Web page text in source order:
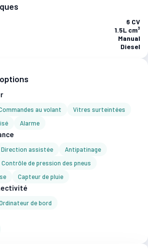
6 CV
1.5L cm³
Manual
Diesel
au volant
Vitres surteintées
Alarme
Direction assistée
Antipatinage
Contrôle de pression des pneus
Capteur de pluie
de bord